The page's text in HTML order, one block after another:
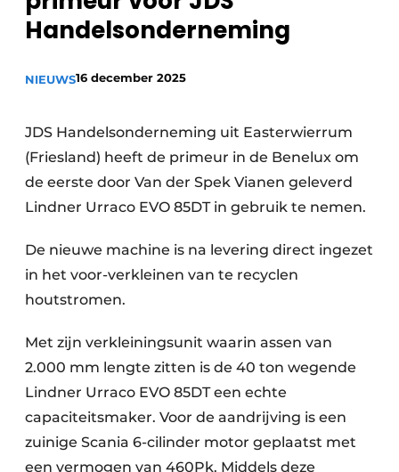
recyclingstroom in België
Vacature aanmelden
Vacatures
Safety First
Recyclinginstallaties
Detectieapparatuur
Persen
Stofbeheersing
Uitrustingsstukken
Shredders
Transportbanden
Zeven & Brekers
Handelsonderneming
NIEUWS16 december 2025
JDS Handelsonderneming uit Easterwierrum
(Friesland) heeft de primeur in de Benelux om
de eerste door Van der Spek Vianen geleverd
Lindner Urraco EVO 85DT in gebruik te nemen.
De nieuwe machine is na levering direct ingezet
in het voor-verkleinen van te recyclen
houtstromen.
Met zijn verkleiningsunit waarin assen van
2.000 mm lengte zitten is de 40 ton wegende
Lindner Urraco EVO 85DT een echte
capaciteitsmaker. Voor de aandrijving is een
zuinige Scania 6-cilinder motor geplaatst met
een vermogen van 460Pk. Middels deze